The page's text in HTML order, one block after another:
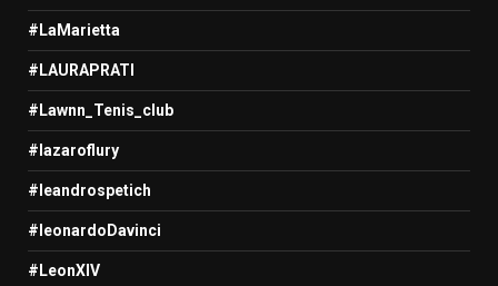
#LaMarietta
#LAURAPRATI
#Lawnn_Tenis_club
#lazaroflury
#leandrospetich
#leonardoDavinci
#LeonXIV